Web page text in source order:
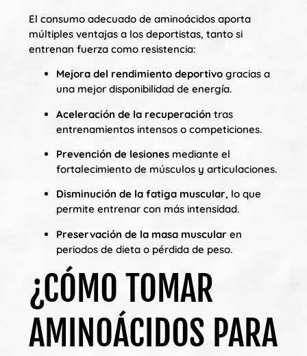
El consumo adecuado de aminoácidos aporta
múltiples ventajas a los deportistas, tanto si
entrenan fuerza como resistencia:
Mejora del rendimiento deportivo gracias a
una mejor disponibilidad de energía.
Aceleración de la recuperación tras
entrenamientos intensos o competiciones.
Prevención de lesiones mediante el
fortalecimiento de músculos y articulaciones.
Disminución de la fatiga muscular, lo que
permite entrenar con más intensidad.
Preservación de la masa muscular en
periodos de dieta o pérdida de peso.
¿CÓMO TOMAR
AMINOÁCIDOS PARA